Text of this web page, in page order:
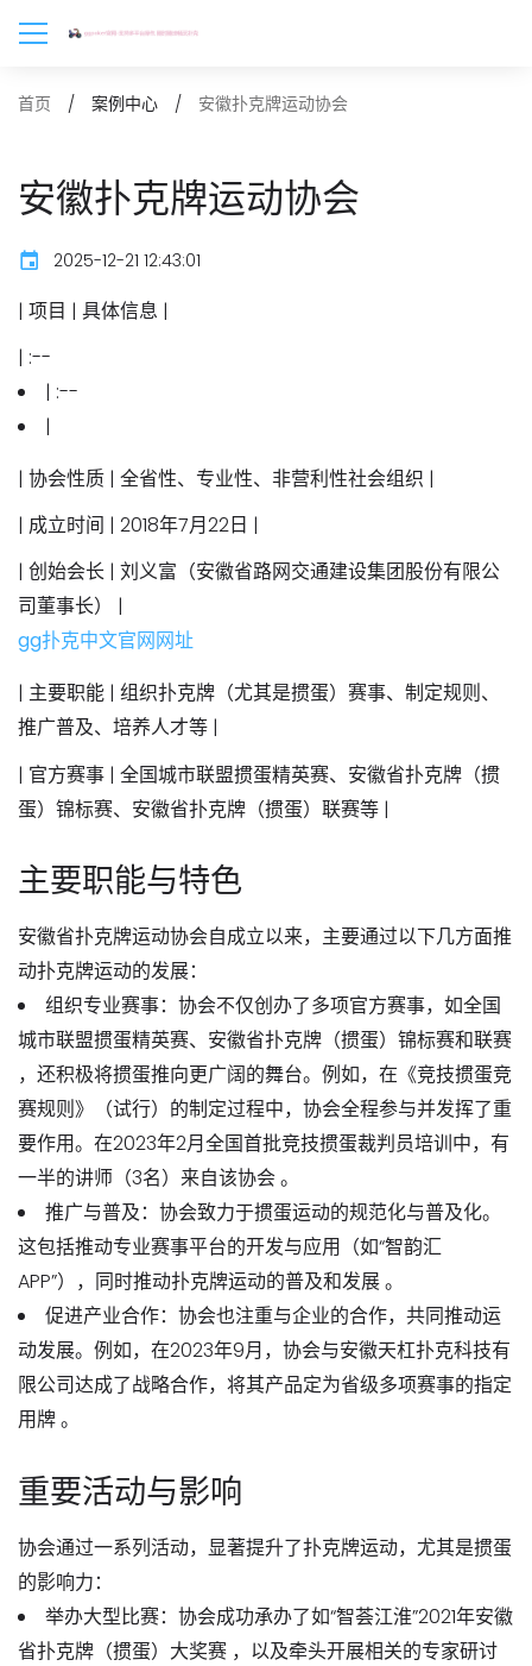
首页 案例中心 安徽扑克牌运动协会
安徽扑克牌运动协会
2025-12-21 12:43:01
| 项目 | 具体信息 |
| :--
| :--
|
| 协会性质 | 全省性、专业性、非营利性社会组织 |
| 成立时间 | 2018年7月22日 |
| 创始会长 | 刘义富（安徽省路网交通建设集团股份有限公
司董事长） |
gg扑克中文官网网址
| 主要职能 | 组织扑克牌（尤其是掼蛋）赛事、制定规则、
推广普及、培养人才等 |
| 官方赛事 | 全国城市联盟掼蛋精英赛、安徽省扑克牌（掼
蛋）锦标赛、安徽省扑克牌（掼蛋）联赛等 |
主要职能与特色
安徽省扑克牌运动协会自成立以来，主要通过以下几方面推
动扑克牌运动的发展：
组织专业赛事：协会不仅创办了多项官方赛事，如全国
城市联盟掼蛋精英赛、安徽省扑克牌（掼蛋）锦标赛和联赛
，还积极将掼蛋推向更广阔的舞台。例如，在《竞技掼蛋竞
赛规则》（试行）的制定过程中，协会全程参与并发挥了重
要作用。在2023年2月全国首批竞技掼蛋裁判员培训中，有
一半的讲师（3名）来自该协会 。
推广与普及：协会致力于掼蛋运动的规范化与普及化。
这包括推动专业赛事平台的开发与应用（如“智韵汇
APP”），同时推动扑克牌运动的普及和发展 。
促进产业合作：协会也注重与企业的合作，共同推动运
动发展。例如，在2023年9月，协会与安徽天杠扑克科技有
限公司达成了战略合作，将其产品定为省级多项赛事的指定
用牌 。
重要活动与影响
协会通过一系列活动，显著提升了扑克牌运动，尤其是掼蛋
的影响力：
举办大型比赛：协会成功承办了如“智荟江淮”2021年安徽
省扑克牌（掼蛋）大奖赛 ，以及牵头开展相关的专家研讨